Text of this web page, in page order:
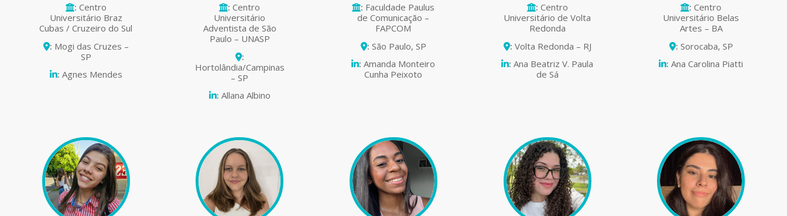
: Centro
Universitário Braz
Cubas / Cruzeiro do Sul
: Mogi das Cruzes –
SP
: Agnes Mendes
: Centro
Universitário
Adventista de São
Paulo – UNASP
:
Hortolândia/Campinas
– SP
: Allana Albino
: Faculdade Paulus
de Comunicação –
FAPCOM
: São Paulo, SP
: Amanda Monteiro
Cunha Peixoto
: Centro
Universitário de Volta
Redonda
: Volta Redonda – RJ
: Ana Beatriz V. Paula
de Sá
: Centro
Universitário Belas
Artes – BA
: Sorocaba, SP
: Ana Carolina Piatti